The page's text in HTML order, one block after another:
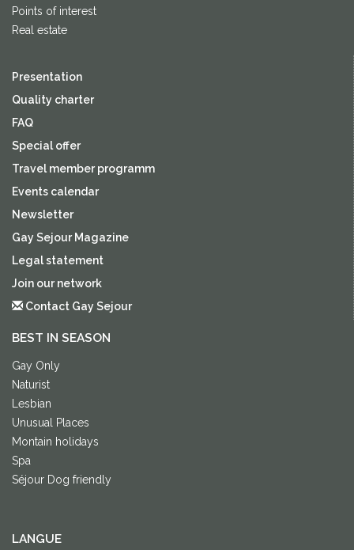
Points of interest
Real estate
Presentation
Quality charter
FAQ
Special offer
Travel member programm
Events calendar
Newsletter
Gay Sejour Magazine
Legal statement
Join our network
Contact Gay Sejour
BEST IN SEASON
Gay Only
Naturist
Lesbian
Unusual Places
Montain holidays
Spa
Séjour Dog friendly
LANGUE